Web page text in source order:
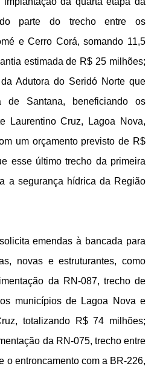
parte do trecho entre os
e Cerro Corá, somando 11,5
estimada de R$ 25 milhões;
Adutora do Seridó Norte que
de Santana, beneficiando os
Laurentino Cruz, Lagoa Nova,
um orçamento previsto de R$
esse último trecho da primeira
a segurança hídrica da Região
emendas à bancada para
novas e estruturantes, como
da RN-087, trecho de
municípios de Lagoa Nova e
totalizando R$ 74 milhões;
da RN-075, trecho entre
o entroncamento com a BR-226,